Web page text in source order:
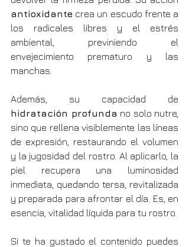
antioxidante crea un escudo frente a
los radicales libres y el estrés
ambiental, previniendo el
envejecimiento prematuro y las
manchas.
hidratación profunda no solo nutre,
sino que rellena visiblemente las líneas
de expresión, restaurando el volumen
y la jugosidad del rostro. Al aplicarlo, la
piel recupera una luminosidad
inmediata, quedando tersa, revitalizada
y preparada para afrontar el día. Es, en
esencia, vitalidad líquida para tu rostro.
Si te ha gustado el contenido puedes